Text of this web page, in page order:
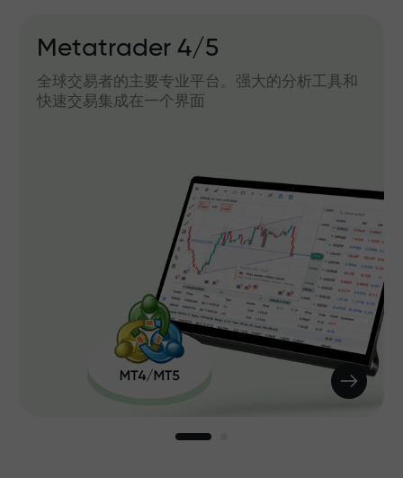
Metatrader 4/5
全球交易者的主要专业平台。强大的分析工具和
快速交易集成在一个界面